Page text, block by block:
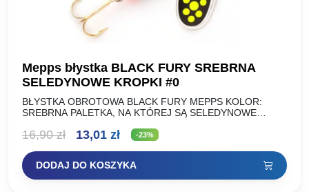
Mepps błystka BLACK FURY SREBRNA
SELEDYNOWE KROPKI #0
BŁYSTKA OBROTOWA BLACK FURY MEPPS KOLOR:
SREBRNA PALETKA, NA KTÓREJ SĄ SELEDYNOWE
1,5g NR 0 2g…
16,90zł
Pierwotna
cena
wynosiła:
13,01 złAktualna
cena
wynosi:
-23%
DODAJ DO KOSZYKA